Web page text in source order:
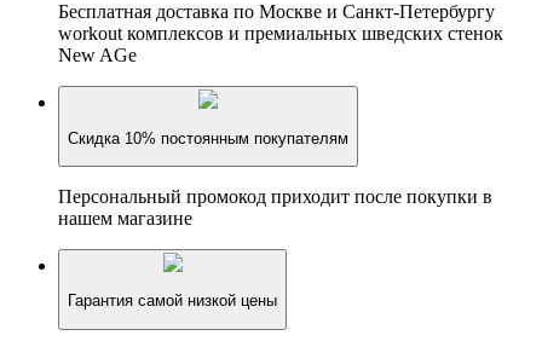
Бесплатная доставка по Москве и Санкт-Петербургу
workout комплексов и премиальных шведских стенок
New AGe
Скидка 10% постоянным покупателям
Персональный промокод приходит после покупки в
нашем магазине
Гарантия самой низкой цены